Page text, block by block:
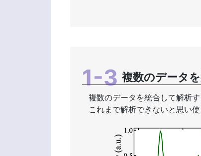
複数のデータ
複数のデータを統合して解析
これまで解析できないと思い